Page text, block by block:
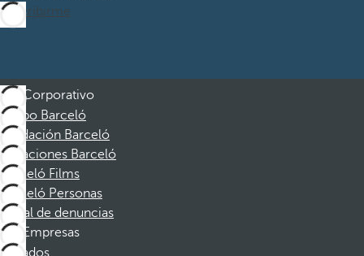
Suscribirme
Corporativo
Grupo Barceló
Fundación Barceló
Vacaciones Barceló
Barceló Films
Barceló Personas
Canal de denuncias
Empresas
Afiliados